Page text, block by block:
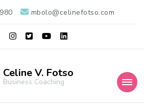
mbolo@celinefotso.com
Celine V. Fotso
Business Coaching